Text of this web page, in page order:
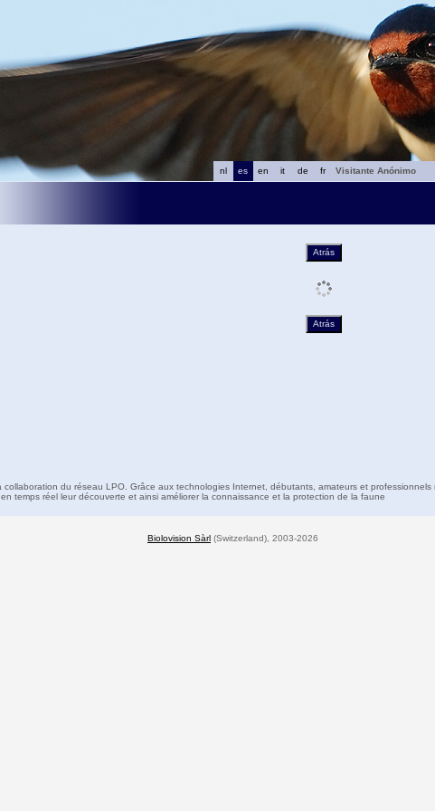
fr
de
it
en
es
nl
Visitante Anónimo
du réseau LPO. Grâce aux technologies Internet, débutants, amateurs et professionnels
temps réel leur découverte et ainsi améliorer la connaissance et la protection de la faune
Biolovision Sàrl (Switzerland), 2003-2026